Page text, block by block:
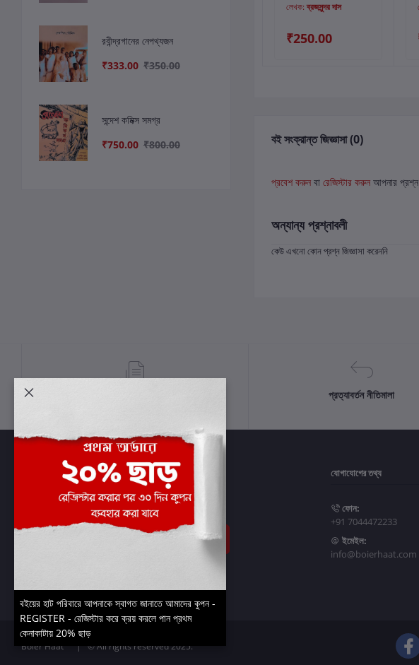
রবীন্দ্রগানের নেপথ্যজন
₹333.00 ₹350.00
সন্দেশ কমিক্স সমগ্র
₹750.00 ₹800.00
লেখক:রমাপ্রসাদ বণিক
₹700.00
₹609.00
₹800.00
লেখক:ব্রজসুন্দর দাস
₹250.00
বই সংক্রান্ত জিজ্ঞাসা (0)
প্রবেশ করুন বা রেজিস্টার করুন আপনার প্রশ্ন
অন্যান্য প্রশ্নাবলী
কেউ এখনো কোন প্রশ্ন জিজ্ঞাসা করেননি
প্রত্যাবর্তন নীতিমালা
সাবস্ক্রাইব
যোগাযোগের তথ্য
ফোন:
+91 7044472233
ইমেইল:
info@boierhaat.com
Boier Haat™ | © All rights reserved 2025.
বইয়ের হাট পরিবারে আপনাকে স্বাগত জানাতে আমাদের কুপন -
REGISTER - রেজিস্টার করে ক্রয় করলে পান প্রথম
কেনাকাটায় 20% ছাড়